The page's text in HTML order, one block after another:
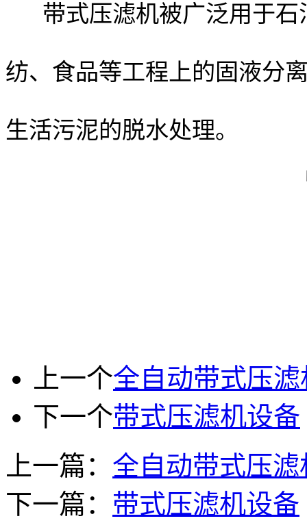
带式压滤机被广泛用于
纺、食品等工程上的固液分
生活污泥的脱水处理。
上一个全自动带式压滤
下一个带式压滤机设备
上一篇： 全自动带式压滤
下一篇： 带式压滤机设备